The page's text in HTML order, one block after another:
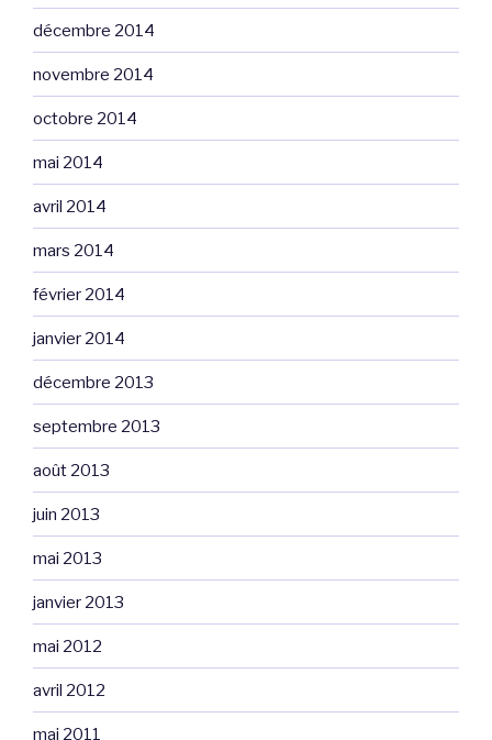
décembre 2014
novembre 2014
octobre 2014
mai 2014
avril 2014
mars 2014
février 2014
janvier 2014
décembre 2013
septembre 2013
août 2013
juin 2013
mai 2013
janvier 2013
mai 2012
avril 2012
mai 2011